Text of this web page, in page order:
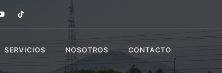
SERVICIOS NOSOTROS CONTACTO